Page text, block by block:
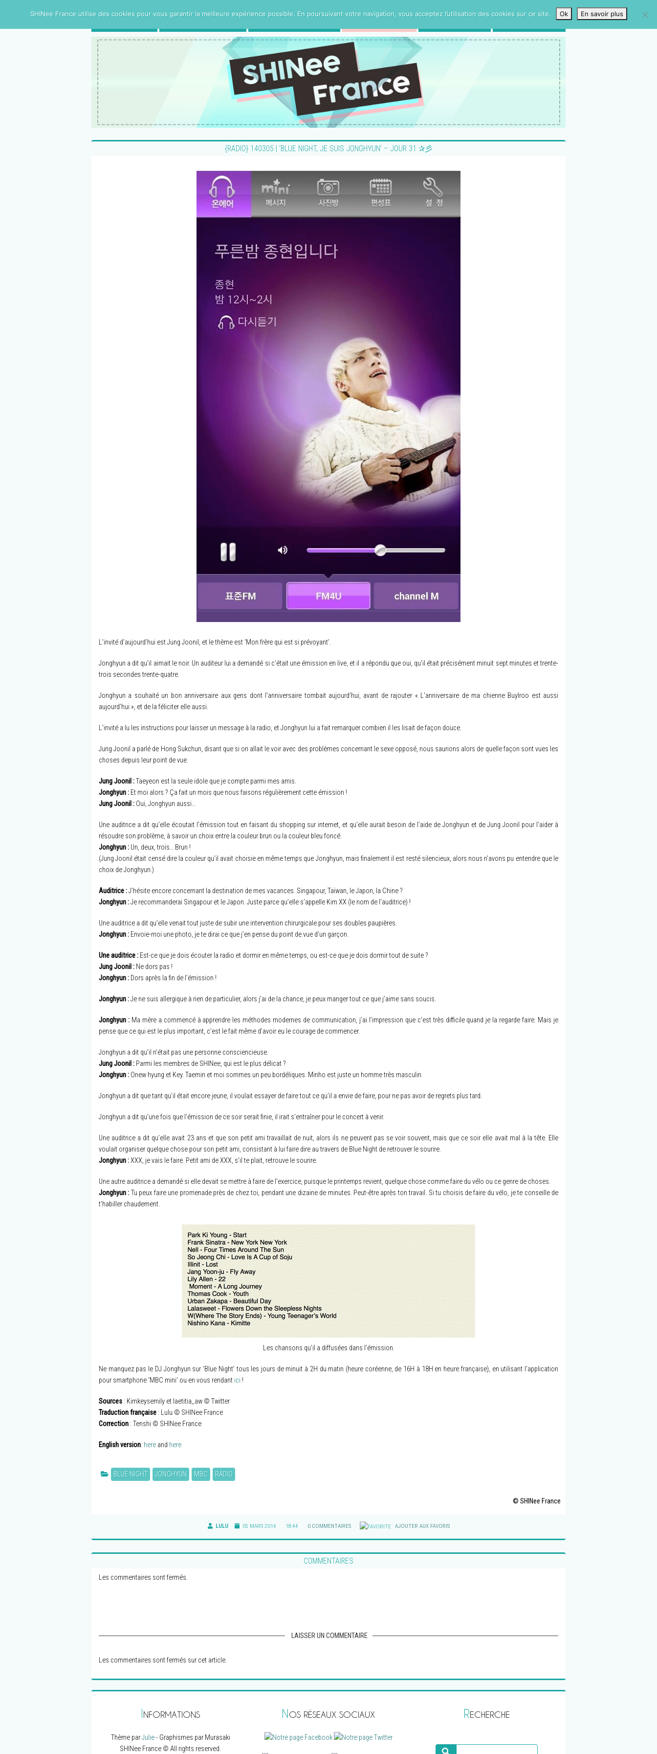
{RADIO} 140305 | ‘BLUE NIGHT, JE SUIS JONGHYUN’ – JOUR 31 ✰彡
L’invité d’aujourd’hui est Jung Joonil, et le thème est ‘Mon frère qui est si prévoyant’.
Jonghyun a dit qu’il aimait le noir. Un auditeur lui a demandé si c’était une émission en live, et il a répondu que oui, qu’il était précisément minuit sept minutes et trente-
trois secondes trente-quatre.
Jonghyun a souhaité un bon anniversaire aux gens dont l’anniversaire tombait aujourd’hui, avant de rajouter « L’anniversaire de ma chienne Buylroo est aussi
aujourd’hui », et de la féliciter elle aussi.
L’invité a lu les instructions pour laisser un message à la radio, et Jonghyun lui a fait remarquer combien il les lisait de façon douce.
Jung Joonil a parlé de Hong Sukchun, disant que si on allait le voir avec des problèmes concernant le sexe opposé, nous saurions alors de quelle façon sont vues les
choses depuis leur point de vue.
Jung Joonil :Taeyeon est la seule idole que je compte parmi mes amis.
Jonghyun : Et moi alors ? Ça fait un mois que nous faisons régulièrement cette émission !
Jung Joonil : Oui, Jonghyun aussi…
Une auditrice a dit qu’elle écoutait l’émission tout en faisant du shopping sur internet, et qu’elle aurait besoin de l’aide de Jonghyun et de Jung Joonil pour l’aider à
résoudre son problème, à savoir un choix entre la couleur brun ou la couleur bleu foncé.
Jonghyun : Un, deux, trois… Brun !
(Jung Joonil était censé dire la couleur qu’il avait choisie en même temps que Jonghyun, mais finalement il est resté silencieux, alors nous n’avons pu entendre que le
choix de Jonghyun.)
Auditrice :J’hésite encore concernant la destination de mes vacances. Singapour, Taïwan, le Japon, la Chine ?
Jonghyun :Je recommanderai Singapour et le Japon. Juste parce qu’elle s’appelle Kim XX (le nom de l’auditrice) !
Une auditrice a dit qu’elle venait tout juste de subir une intervention chirurgicale pour ses doubles paupières.
Jonghyun : Envoie-moi une photo, je te dirai ce que j’en pense du point de vue d’un garçon.
Une auditrice : Est-ce que je dois écouter la radio et dormir en même temps, ou est-ce que je dois dormir tout de suite ?
Jung Joonil : Ne dors pas !
Jonghyun : Dors après la fin de l’émission !
Jonghyun :Je ne suis allergique à rien de particulier, alors j’ai de la chance, je peux manger tout ce que j’aime sans soucis.
Jonghyun :Ma mère a commencé à apprendre les méthodes modernes de communication, j’ai l’impression que c’est très difficile quand je la regarde faire. Mais je
pense que ce qui est le plus important, c’est le fait même d’avoir eu le courage de commencer.
Jonghyun a dit qu’il n’était pas une personne consciencieuse.
Jung Joonil : Parmi les membres de SHINee, qui est le plus délicat ?
Jonghyun : Onew hyung et Key. Taemin et moi sommes un peu bordéliques. Minho est juste un homme très masculin.
Jonghyun a dit que tant qu’il était encore jeune, il voulait essayer de faire tout ce qu’il a envie de faire, pour ne pas avoir de regrets plus tard.
Jonghyun a dit qu’une fois que l’émission de ce soir serait finie, il irait s’entraîner pour le concert à venir.
Une auditrice a dit qu’elle avait 23 ans et que son petit ami travaillait de nuit, alors ils ne peuvent pas se voir souvent, mais que ce soir elle avait mal à la tête. Elle
voulait organiser quelque chose pour son petit ami, consistant à lui faire dire au travers de Blue Night de retrouver le sourire.
Jonghyun :XXX, je vais le faire. Petit ami de XXX, s’il te plait, retrouve le sourire.
Une autre auditrice a demandé si elle devait se mettre à faire de l’exercice, puisque le printemps revient, quelque chose comme faire du vélo ou ce genre de choses.
Jonghyun : Tu peux faire une promenade près de chez toi, pendant une dizaine de minutes. Peut-être après ton travail. Si tu choisis de faire du vélo, je te conseille de
t’habiller chaudement.
Les chansons qu’il a diffusées dans l’émission.
Ne manquez pas le DJ Jonghyun sur ‘Blue Night’ tous les jours de minuit à 2H du matin (heure coréenne, de 16H à 18H en heure française), en utilisant l’application
pour smartphone ‘MBC mini’ ou en vous rendant ici !
Sources : Kimkeysemily et laetitia_aw © Twitter
Traduction française : Lulu © SHINee France
Correction : Tenshi © SHINee France
English version: here and here
BLUE NIGHT JONGHYUN MBC RADIO
© SHINee France
LULU 05 MARS 2014 18:44 0 COMMENTAIRES AJOUTER AUX FAVORIS
COMMENTAIRES
Les commentaires sont fermés.
LAISSER UN COMMENTAIRE
Les commentaires sont fermés sur cet article.
INFORMATIONS
Thème parJulie- Graphismes par Murasaki
SHINee France © All rights reserved.
NOS RÉSEAUX SOCIAUX RECHERCHE
SHINee France utilise des cookies pour vous garantir la meilleure expérience possible. En poursuivant votre navigation, vous acceptez l’utilisation des cookies sur ce site. Ok En savoir plus